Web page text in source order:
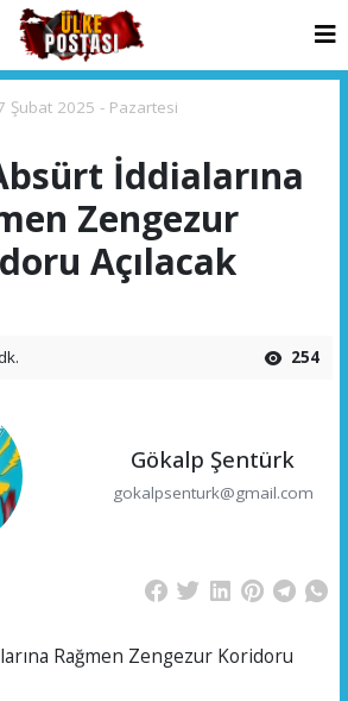
Şubat 2025 - Pazartesi
İddialarına
Zengezur
Açılacak
254
Gökalp Şentürk
gokalpsenturk@gmail.com
Rağmen Zengezur Koridoru